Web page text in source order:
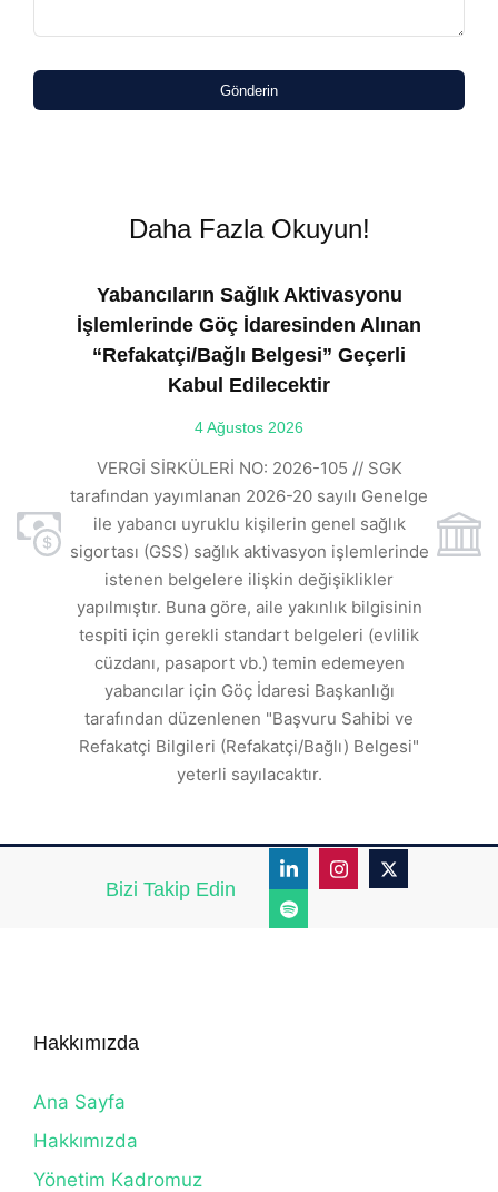
Gönderin
Daha Fazla Okuyun!
Yabancıların Sağlık Aktivasyonu
İşlemlerinde Göç İdaresinden Alınan
“Refakatçi/Bağlı Belgesi” Geçerli
Kabul Edilecektir
4 Ağustos 2026
VERGİ SİRKÜLERİ NO: 2026-105 // SGK
tarafından yayımlanan 2026-20 sayılı Genelge
ile yabancı uyruklu kişilerin genel sağlık
sigortası (GSS) sağlık aktivasyon işlemlerinde
istenen belgelere ilişkin değişiklikler
yapılmıştır. Buna göre, aile yakınlık bilgisinin
tespiti için gerekli standart belgeleri (evlilik
cüzdanı, pasaport vb.) temin edemeyen
yabancılar için Göç İdaresi Başkanlığı
tarafından düzenlenen "Başvuru Sahibi ve
Refakatçi Bilgileri (Refakatçi/Bağlı) Belgesi"
yeterli sayılacaktır.
Bizi Takip Edin
Hakkımızda
Ana Sayfa
Hakkımızda
Yönetim Kadromuz